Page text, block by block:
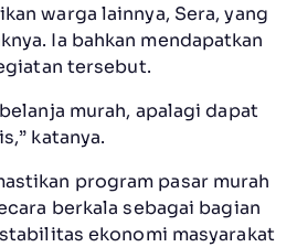
warga lainnya, Sera, yang
Ia bahkan mendapatkan
tersebut.
murah, apalagi dapat
katanya.
program pasar murah
berkala sebagai bagian
ekonomi masyarakat